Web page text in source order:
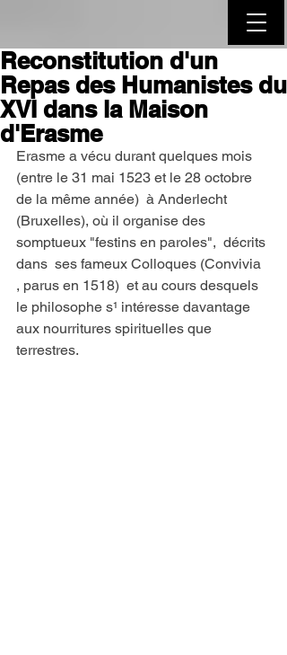
Reconstitution d'un
Repas des Humanistes du
XVI dans la Maison
d'Erasme
Erasme a vécu durant quelques mois
(entre le 31 mai 1523 et le 28 octobre
de la même année)  à Anderlecht
(Bruxelles), où il organise des
somptueux "festins en paroles",  décrits
dans  ses fameux Colloques (Convivia
, parus en 1518)  et au cours desquels
le philosophe s¹ intéresse davantage
aux nourritures spirituelles que
terrestres.